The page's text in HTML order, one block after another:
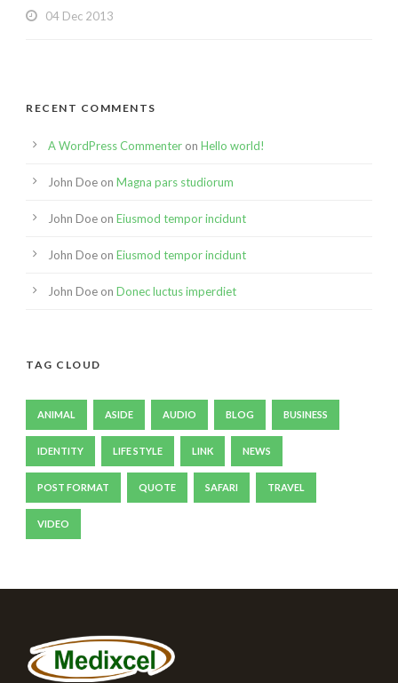
04 Dec 2013
RECENT COMMENTS
A WordPress Commenter on Hello world!
John Doe on Magna pars studiorum
John Doe on Eiusmod tempor incidunt
John Doe on Eiusmod tempor incidunt
John Doe on Donec luctus imperdiet
TAG CLOUD
ANIMAL ASIDE AUDIO BLOG BUSINESS
IDENTITY LIFE STYLE LINK NEWS
POST FORMAT QUOTE SAFARI TRAVEL
VIDEO